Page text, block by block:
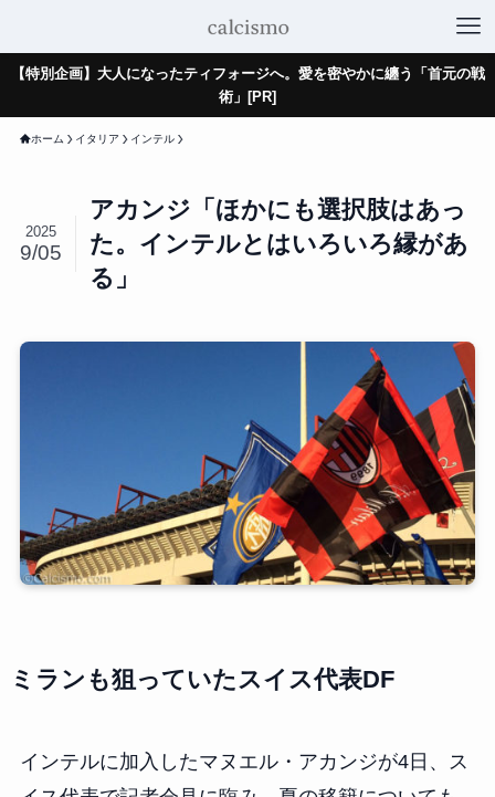
【特別企画】大人になったティフォージへ。愛を密やかに纏う「首元の戦
術」[PR]
ホーム イタリア インテル
アカンジ「ほかにも選択肢はあっ
た。インテルとはいろいろ縁があ
る」
2025
9/05
ミランも狙っていたスイス代表DF
インテルに加入したマヌエル・アカンジが4日、ス